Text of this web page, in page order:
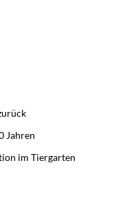
Jahren
im Tiergarten